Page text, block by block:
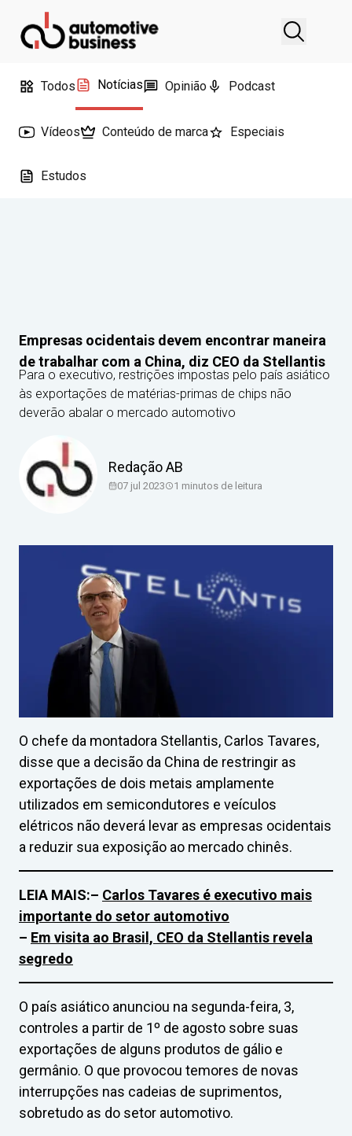
Todos Notícias Opinião Podcast
Vídeos Conteúdo de marca Especiais
Estudos
Empresas ocidentais devem encontrar maneira
de trabalhar com a China, diz CEO da Stellantis
Para o executivo, restrições impostas pelo país asiático
às exportações de matérias-primas de chips não
deverão abalar o mercado automotivo
Redação AB
07 jul 2023 1 minutos de leitura
O chefe da montadora Stellantis, Carlos Tavares,
disse que a decisão da China de restringir as
exportações de dois metais amplamente
utilizados em semicondutores e veículos
elétricos não deverá levar as empresas ocidentais
a reduzir sua exposição ao mercado chinês.
LEIA MAIS:– Carlos Tavares é executivo mais
importante do setor automotivo
– Em visita ao Brasil, CEO da Stellantis revela
segredo
O país asiático anunciou na segunda-feira, 3,
controles a partir de 1º de agosto sobre suas
exportações de alguns produtos de gálio e
germânio. O que provocou temores de novas
interrupções nas cadeias de suprimentos,
sobretudo as do setor automotivo.